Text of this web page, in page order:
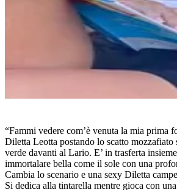
“Fammi vedere com’è venuta la mia prima
Diletta Leotta postando lo scatto mozzafiato
verde davanti al Lario. E’ in trasferta
immortalare bella come il sole con una
Cambia lo scenario e una sexy Diletta
Si dedica alla tintarella mentre gioca con